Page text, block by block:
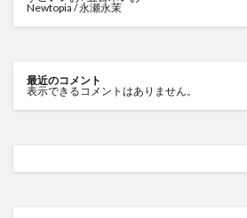
Newtopia / 永瀬永茉
最近のコメント
表示できるコメントはありません。